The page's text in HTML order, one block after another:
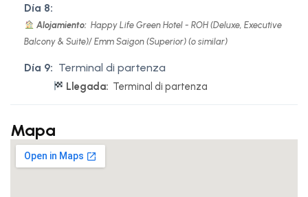
Día 8:
Alojamiento: Happy Life Green Hotel - ROH (Deluxe, Executive
Balcony & Suite)/ Emm Saigon (Superior) (o similar)
Día 9: Terminal di partenza
Llegada: Terminal di partenza
Mapa